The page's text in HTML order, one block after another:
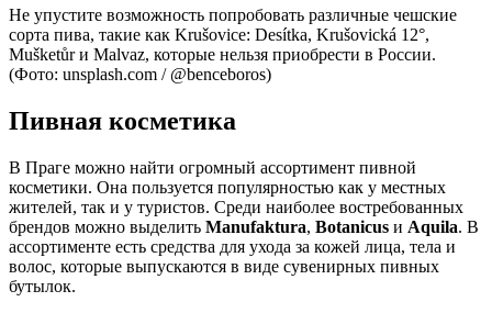
Не упустите возможность попробовать различные чешские
сорта пива, такие как Krušovice: Desítka, Krušovická 12°,
Mušketůr и Malvaz, которые нельзя приобрести в России.
(Фото: unsplash.com / @benceboros)
Пивная косметика
В Праге можно найти огромный ассортимент пивной
косметики. Она пользуется популярностью как у местных
жителей, так и у туристов. Среди наиболее востребованных
брендов можно выделить Manufaktura, Botanicus и Aquila. В
ассортименте есть средства для ухода за кожей лица, тела и
волос, которые выпускаются в виде сувенирных пивных
бутылок.